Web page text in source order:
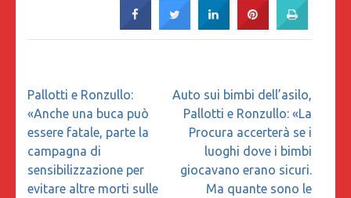
Navigazione
articoli
Pallotti e Ronzullo:
«Anche una buca può
essere fatale, parte la
campagna di
sensibilizzazione per
evitare altre morti sulle
Auto sui bimbi dell’asilo,
Pallotti e Ronzullo: «La
Procura accerterà se i
luoghi dove i bimbi
giocavano erano sicuri.
Ma quante sono le